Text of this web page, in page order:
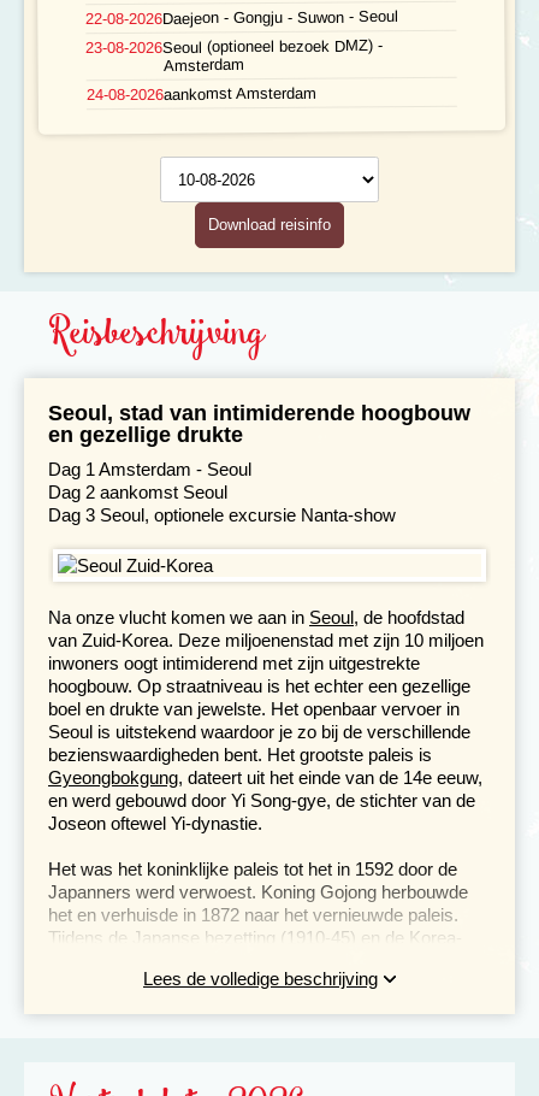
Gezondheid
Hotelverlenging
Klimaat en geografie
Reisbegeleiding en gidsen
22-08-2026Daejeon - Gongju - Suwon - Seoul
23-08-2026Seoul (optioneel bezoek DMZ) -
Amsterdam
24-08-2026aankomst Amsterdam
op datum
Download reisinfo
Reisbeschrijving
Seoul, stad van intimiderende hoogbouw
en gezellige drukte
Dag 1 Amsterdam - Seoul
Dag 2 aankomst Seoul
Dag 3 Seoul, optionele excursie Nanta-show
Na onze vlucht komen we aan in Seoul, de hoofdstad
van Zuid-Korea. Deze miljoenenstad met zijn 10 miljoen
inwoners oogt intimiderend met zijn uitgestrekte
hoogbouw. Op straatniveau is het echter een gezellige
boel en drukte van jewelste. Het openbaar vervoer in
Seoul is uitstekend waardoor je zo bij de verschillende
bezienswaardigheden bent. Het grootste paleis is
Gyeongbokgung, dateert uit het einde van de 14e eeuw,
en werd gebouwd door Yi Song-gye, de stichter van de
Joseon oftewel Yi-dynastie.
Het was het koninklijke paleis tot het in 1592 door de
Japanners werd verwoest. Koning Gojong herbouwde
het en verhuisde in 1872 naar het vernieuwde paleis.
Tijdens de Japanse bezetting (1910-45) en de Korea-
gebouwen zijn er nog zo'n 10 over, maar die zijn wel
Lees de volledige beschrijving